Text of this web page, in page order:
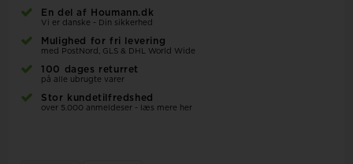
En del af Houmann.dk
Vi er danske - Din sikkerhed
Mulighed for fri levering
med PostNord, GLS & DHL World Wide
100 dages returret
på alle ubrugte varer
Stor kundetilfredshed
over 5.000 anmeldeser - læs mere her